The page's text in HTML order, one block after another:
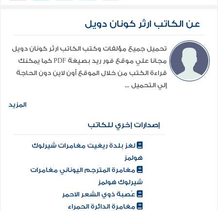
عن الكاتب ارثر كونان دويل
تحميل جميع مؤلفات وكتب الكاتب ارثر كونان دويل
مجانا علي موقع فور ريد بصيغة PDF كما يمكنك
قراءة الكتب من خلال الموقع أون لاين دون الحاجة
إلي التحميل ...
المزيد
إصدارات إخري للكاتب
لغز بلدة ريغيت مغامرات شيرلوك
هولمز
مغامرة المترجم اليوناني مغامرات
شيرلوك هولمز
عُصبة ذوي الشعر الاحمر
مغامرة الدائرة الحمراء